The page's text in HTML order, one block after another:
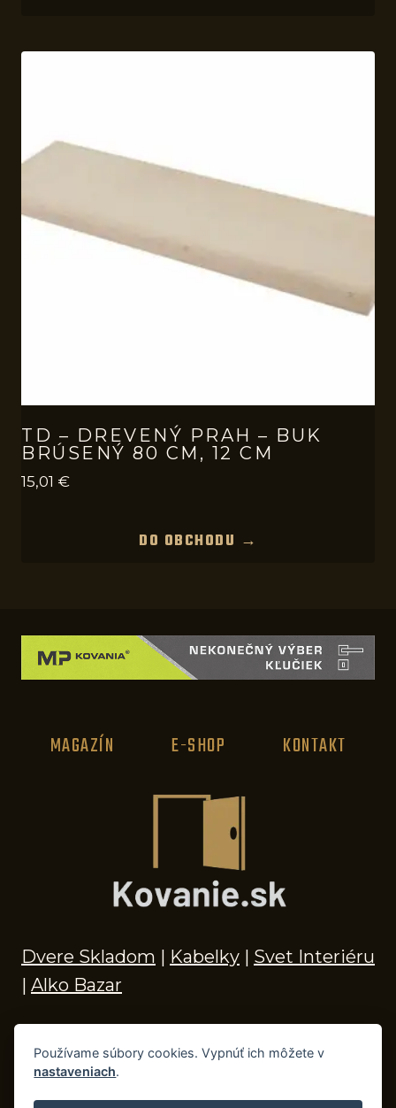
TD – DREVENÝ PRAH – BUK
BRÚSENÝ 80 CM, 12 CM
15,01 €
DO OBCHODU →
MAGAZÍN E-SHOP KONTAKT
Dvere Skladom | Kabelky | Svet Interiéru
| Alko Bazar
© 2026 Kľučky na dvere, madlá, kovania,
Používame súbory cookies. Vypnúť ich môžete v
nastaveniach.